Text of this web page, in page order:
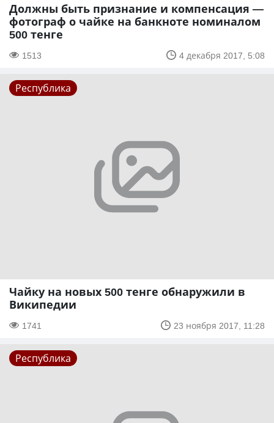
Должны быть признание и компенсация —
фотограф о чайке на банкноте номиналом
500 тенге
1513 4 декабря 2017, 5:08
Республика
Чайку на новых 500 тенге обнаружили в
Википедии
1741 23 ноября 2017, 11:28
Республика